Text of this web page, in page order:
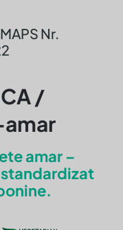
Nr.
/
amar –